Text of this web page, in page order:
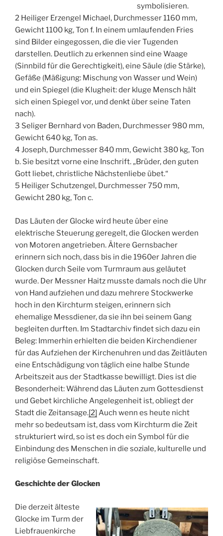
symbolisieren.
2 Heiliger Erzengel Michael, Durchmesser 1160 mm,
Gewicht 1100 kg, Ton f. In einem umlaufenden Fries
sind Bilder eingegossen, die die vier Tugenden
darstellen. Deutlich zu erkennen sind eine Waage
(Sinnbild für die Gerechtigkeit), eine Säule (die Stärke),
Gefäße (Mäßigung: Mischung von Wasser und Wein)
und ein Spiegel (die Klugheit: der kluge Mensch hält
sich einen Spiegel vor, und denkt über seine Taten
nach).
3 Seliger Bernhard von Baden, Durchmesser 980 mm,
Gewicht 640 kg, Ton as.
4 Joseph, Durchmesser 840 mm, Gewicht 380 kg, Ton
b. Sie besitzt vorne eine Inschrift. „Brüder, den guten
Gott liebet, christliche Nächstenliebe übet.“
5 Heiliger Schutzengel, Durchmesser 750 mm,
Gewicht 280 kg, Ton c.
Das Läuten der Glocke wird heute über eine
elektrische Steuerung geregelt, die Glocken werden
von Motoren angetrieben. Ältere Gernsbacher
erinnern sich noch, dass bis in die 1960er Jahren die
Glocken durch Seile vom Turmraum aus geläutet
wurde. Der Messner Haitz musste damals noch die Uhr
von Hand aufziehen und dazu mehrere Stockwerke
hoch in den Kirchturm steigen, erinnern sich
ehemalige Messdiener, da sie ihn bei seinem Gang
begleiten durften. Im Stadtarchiv findet sich dazu ein
Beleg: Immerhin erhielten die beiden Kirchendiener
für das Aufziehen der Kirchenuhren und das Zeitläuten
eine Entschädigung von täglich eine halbe Stunde
Arbeitszeit aus der Stadtkasse bewilligt. Dies ist die
Besonderheit: Während das Läuten zum Gottesdienst
und Gebet kirchliche Angelegenheit ist, obliegt der
Stadt die Zeitansage.[2] Auch wenn es heute nicht
mehr so bedeutsam ist, dass vom Kirchturm die Zeit
strukturiert wird, so ist es doch ein Symbol für die
Einbindung des Menschen in die soziale, kulturelle und
religiöse Gemeinschaft.
Geschichte der Glocken
Die derzeit älteste
Glocke im Turm der
Liebfrauenkirche